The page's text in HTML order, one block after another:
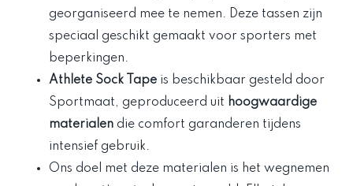
georganiseerd mee te nemen. Deze tassen zijn
speciaal geschikt gemaakt voor sporters met
beperkingen.
Athlete Sock Tape is beschikbaar gesteld door
Sportmaat, geproduceerd uit hoogwaardige
materialen die comfort garanderen tijdens
intensief gebruik.
Ons doel met deze materialen is het wegnemen